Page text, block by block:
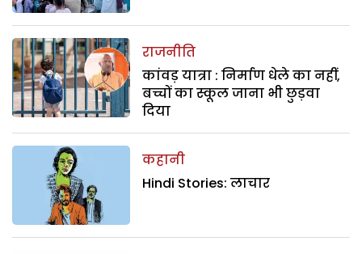
राजनीति
कांवड़ यात्रा : निर्माण धेले का नहीं,
बच्चों का स्कूल जाना भी छुड़वा
दिया
कहानी
Hindi Stories: लाचार